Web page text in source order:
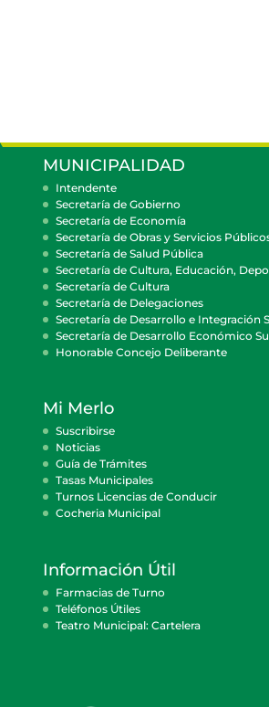
MUNICIPALIDAD
Intendente
Secretaría de Gobierno
Secretaría de Economía
Secretaría de Obras y Servicios
Secretaría de Salud Pública
Secretaría de Cultura, Educación,
Secretaría de Cultura
Secretaría de Delegaciones
Secretaría de Desarrollo e Integración
Secretaría de Desarrollo Económico
Honorable Concejo Deliberante
Mi Merlo
Suscribirse
Noticias
Guía de Trámites
Tasas Municipales
Turnos Licencias de Conducir
Cocheria Municipal
Información Útil
Farmacias de Turno
Teléfonos Útiles
Teatro Municipal: Cartelera